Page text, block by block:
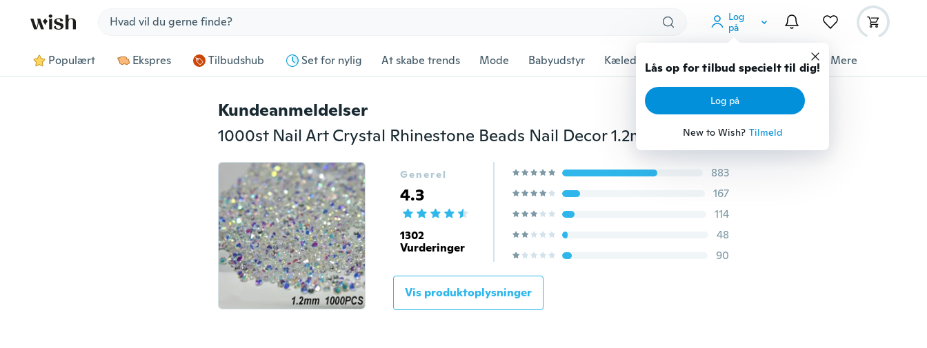
Log
på
Lås op for tilbud specielt til dig!
Log på
New to Wish? Tilmeld
Populært Ekspres Tilbudshub Set for nylig At skabe trends Mode Babyudstyr Kæledyrstilbehør Gadgets Værktøj Mere
Kundeanmeldelser
1000st Nail Art Crystal Rhinestone Beads Nail Decor 1.2mm Mini Micro Diamond Beads DIY tilbehør
Generel
4.3
1302
Vurderinger
883
167
114
48
90
Vis produktoplysninger